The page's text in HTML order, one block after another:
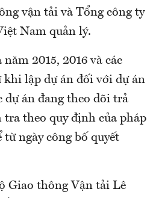
vận tải và Tổng công ty
Nam quản lý.
2015, 2016 và các
khi lập dự án đối với dự án
dự án đang theo dõi trả
theo quy định của pháp
ngày công bố quyết
Giao thông Vận tải Lê